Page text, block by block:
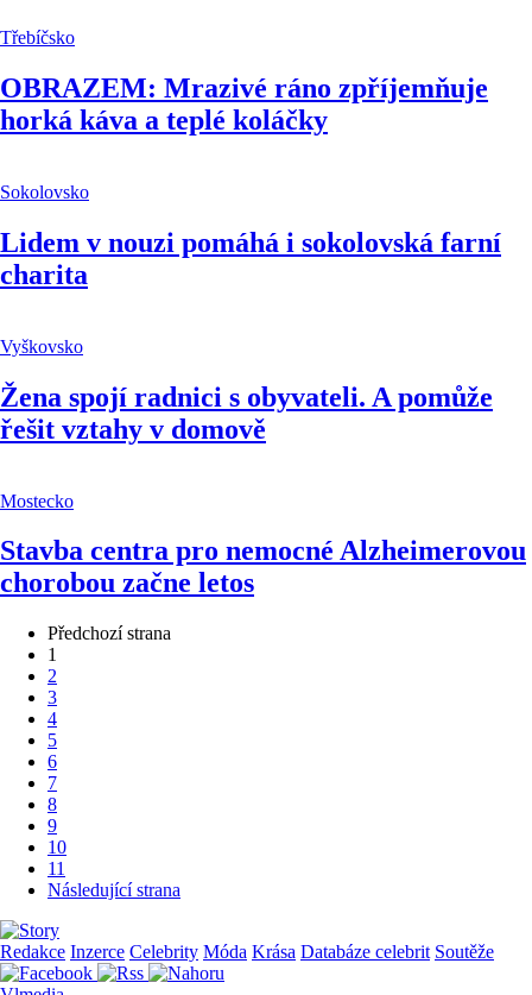
Třebíčsko
OBRAZEM: Mrazivé ráno zpříjemňuje
horká káva a teplé koláčky
Sokolovsko
Lidem v nouzi pomáhá i sokolovská farní
charita
Vyškovsko
Žena spojí radnici s obyvateli. A pomůže
řešit vztahy v domově
Mostecko
Stavba centra pro nemocné Alzheimerovou
chorobou začne letos
Předchozí strana
1
2
3
4
5
6
7
8
9
10
11
Následující strana
Redakce Inzerce Celebrity Móda Krása Databáze celebrit Soutěže